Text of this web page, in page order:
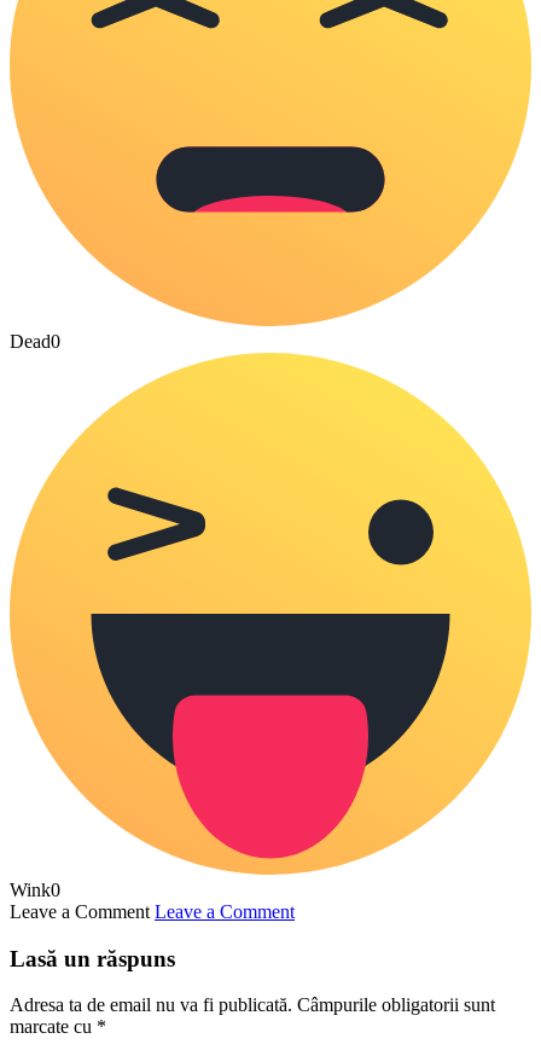
Dead0
Wink0
Leave a Comment Leave a Comment
Lasă un răspuns
Adresa ta de email nu va fi publicată. Câmpurile obligatorii sunt
marcate cu *